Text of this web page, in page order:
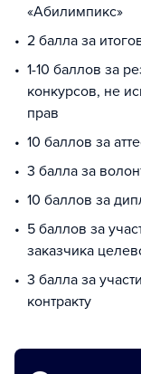
«Абилимпикс»
2 балла за
1-10 баллов за
конкурсов, не
прав
10 баллов за
3 балла за
10 баллов за
5 баллов за
заказчика
3 балла за
контракту